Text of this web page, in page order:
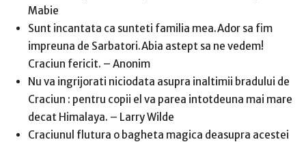
Mabie
Sunt incantata ca sunteti familia mea.Ador sa fim
impreuna de Sarbatori.Abia astept sa ne vedem!
Craciun fericit. – Anonim
Nu va ingrijorati niciodata asupra inaltimii bradului de
Craciun : pentru copii el va parea intotdeuna mai mare
decat Himalaya. – Larry Wilde
Craciunul flutura o bagheta magica deasupra acestei